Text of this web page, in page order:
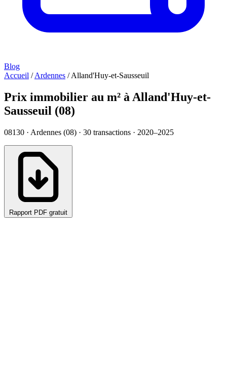
Blog
Accueil / Ardennes / Alland'Huy-et-Sausseuil
Prix immobilier au m² à Alland'Huy-et-
Sausseuil (08)
08130 · Ardennes (08) · 30 transactions · 2020–2025
Rapport PDF gratuit